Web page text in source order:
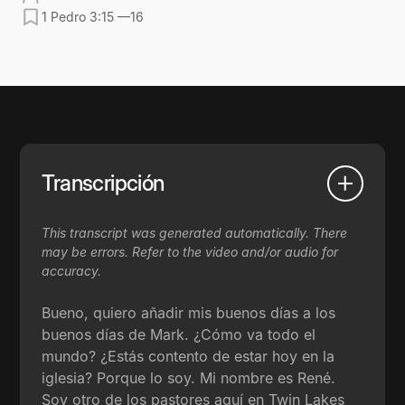
1 Pedro 3:15 —16
Transcripción
This transcript was generated automatically. There
may be errors. Refer to the video and/or audio for
accuracy.
Bueno, quiero añadir mis buenos días a los
buenos días de Mark. ¿Cómo va todo el
mundo? ¿Estás contento de estar hoy en la
iglesia? Porque lo soy. Mi nombre es René.
Soy otro de los pastores aquí en Twin Lakes